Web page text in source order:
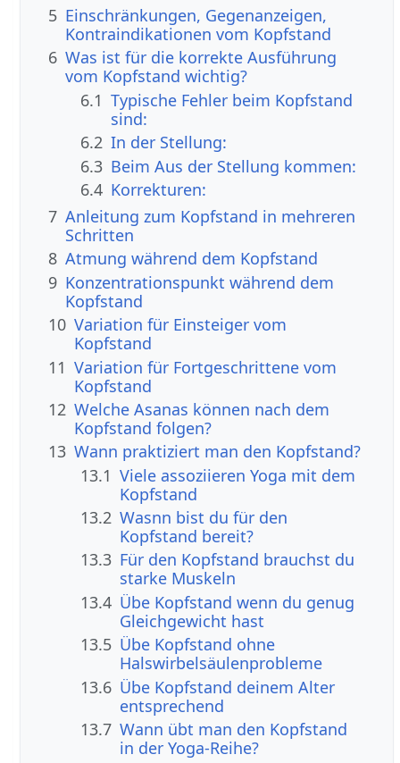
5 Einschränkungen, Gegenanzeigen,
Kontraindikationen vom Kopfstand
6 Was ist für die korrekte Ausführung
vom Kopfstand wichtig?
6.1 Typische Fehler beim Kopfstand
sind:
6.2 In der Stellung:
6.3 Beim Aus der Stellung kommen:
6.4 Korrekturen:
7 Anleitung zum Kopfstand in mehreren
Schritten
8 Atmung während dem Kopfstand
9 Konzentrationspunkt während dem
Kopfstand
10 Variation für Einsteiger vom
Kopfstand
11 Variation für Fortgeschrittene vom
Kopfstand
12 Welche Asanas können nach dem
Kopfstand folgen?
13 Wann praktiziert man den Kopfstand?
13.1 Viele assoziieren Yoga mit dem
Kopfstand
13.2 Wasnn bist du für den
Kopfstand bereit?
13.3 Für den Kopfstand brauchst du
starke Muskeln
13.4 Übe Kopfstand wenn du genug
Gleichgewicht hast
13.5 Übe Kopfstand ohne
Halswirbelsäulenprobleme
13.6 Übe Kopfstand deinem Alter
entsprechend
13.7 Wann übt man den Kopfstand
in der Yoga-Reihe?